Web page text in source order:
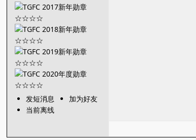
发短消息
加为好友
当前离线